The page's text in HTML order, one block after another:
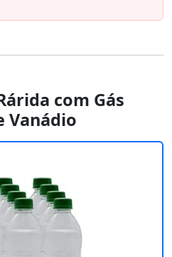
com Gás
Vanádio